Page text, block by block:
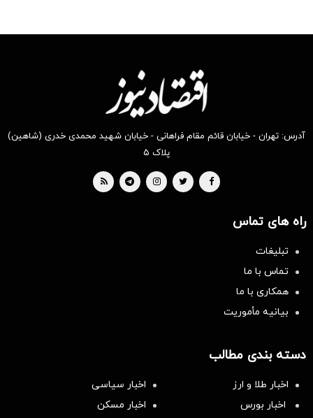
آدرس: تهران - خیابان قائم مقام فراهانی - خیابان شهید محمدی خدری (شاهین)
پلاک ۵
راه های تماس
تبلیغات
تماس با ما
همکاری با ما
بیانیه مأموریت
دسته بندی مطالب
اخبار طلا و ارز
اخبار سیاسی
اخبار بورس
اخبار مسکن